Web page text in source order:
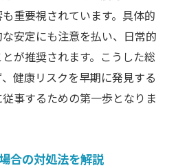
重要視されています。具体的
安定にも注意を払い、日常的
が推奨されます。こうした総
健康リスクを早期に発見する
事するための第一歩となりま
合の対処法を解説